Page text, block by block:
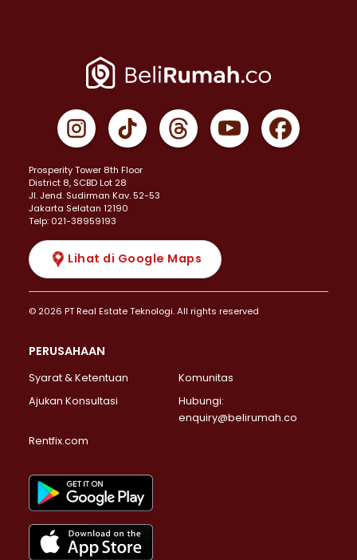
Prosperity Tower 8th Floor
District 8, SCBD Lot 28
JI. Jend. Sudirman Kav. 52-53
Jakarta Selatan 12190
Telp: 021-38959193
Lihat di Google Maps
© 2026 PT Real Estate Teknologi. All rights reserved
PERUSAHAAN
Syarat & Ketentuan
Komunitas
Ajukan Konsultasi
Hubungi:
enquiry@belirumah.co
Rentfix.com